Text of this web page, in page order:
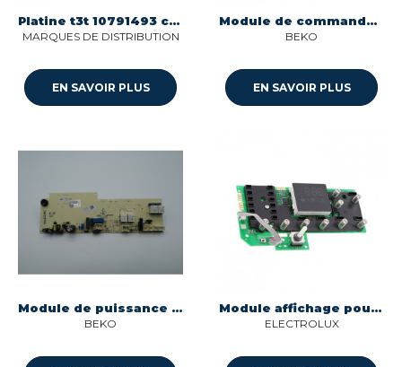
Platine t3t 10791493 cn07 pour seche-linge Sogedis 22342502
MARQUES DE DISTRIBUTION
EN SAVOIR PLUS
Module de commande seche-linge Beko C00924783
BEKO
EN SAVOIR PLUS
Module de puissance pour seche-linge Beko C00876307
BEKO
Module affichage pour seche-linge Electrolux 405540724
ELECTROLUX